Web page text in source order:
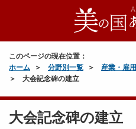
このページの現在位置：
ホーム
分野別一覧 産業・雇用
大会記念碑の建立
大会記念碑の建立